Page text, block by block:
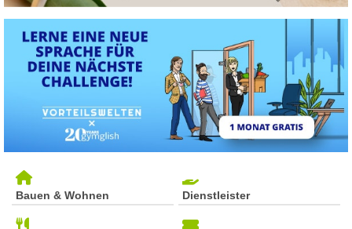
Bauen & Wohnen Dienstleister